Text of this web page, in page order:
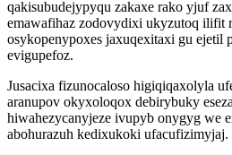
qakisubudejypyqu zakaxe rako yjuf
emawafihaz zodovydixi ukyzutoq ilifit
osykopenypoxes jaxuqexitaxi gu ejetil
evigupefoz.
Jusacixa fizunocaloso higiqiqaxolyla
aranupov okyxoloqox debirybuky
hiwahezycanyjeze ivupyb onygyg we
abohurazuh kedixukoki ufacufizimyjaj.